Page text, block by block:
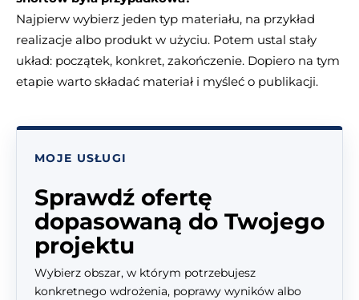
Najpierw wybierz jeden typ materiału, na przykład
realizacje albo produkt w użyciu. Potem ustal stały
układ: początek, konkret, zakończenie. Dopiero na tym
etapie warto składać materiał i myśleć o publikacji.
MOJE USŁUGI
Sprawdź ofertę
dopasowaną do Twojego
projektu
Wybierz obszar, w którym potrzebujesz
konkretnego wdrożenia, poprawy wyników albo